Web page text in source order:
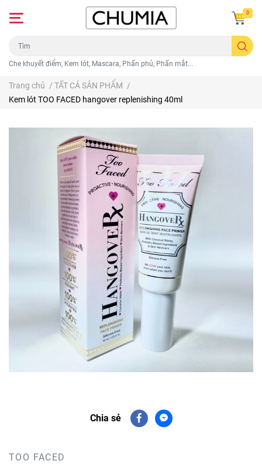
Che khuyết điểm, Kem lót, Mascara, Phấn phủ, Phấn mắt...
0
Trang chủ / TẤT CẢ SẢN PHẨM /
Kem lót TOO FACED hangover replenishing 40ml
Chia sẻ
TOO FACED